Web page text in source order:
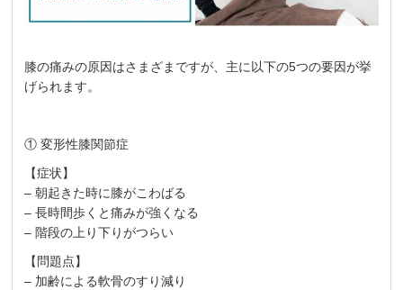
膝の痛みの原因はさまざまですが、主に以下の5つの要因が挙
げられます。
① 変形性膝関節症
【症状】
– 朝起きた時に膝がこわばる
– 長時間歩くと痛みが強くなる
– 階段の上り下りがつらい
【問題点】
– 加齢による軟骨のすり減り